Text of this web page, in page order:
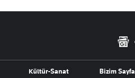
Kültür-Sanat Bizim Sayfa